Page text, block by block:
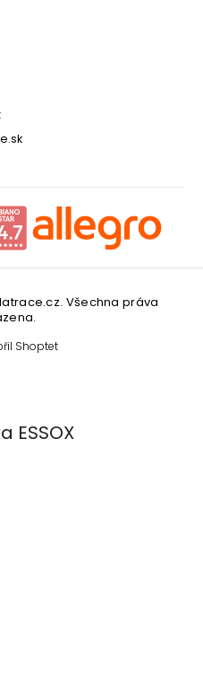
Shoptet
. Všechna práva
ESSOX